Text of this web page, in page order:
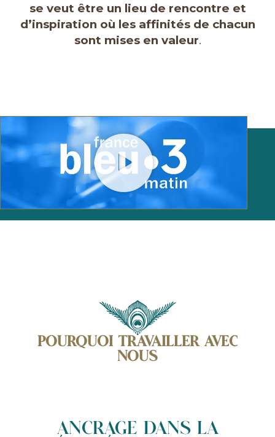
se veut être un lieu de rencontre et
d’inspiration où les affinités de chacun
sont mises en valeur.
POURQUOI TRAVAILLER AVEC
NOUS
ANCRAGE DANS LA